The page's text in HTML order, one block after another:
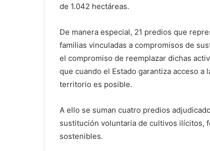
de 1.042 hectáreas.
De manera especial, 21 predios que
familias vinculadas a compromisos de
el compromiso de reemplazar dichas
que cuando el Estado garantiza acceso
territorio es posible.
A ello se suman cuatro predios
sustitución voluntaria de cultivos ilícitos,
sostenibles.